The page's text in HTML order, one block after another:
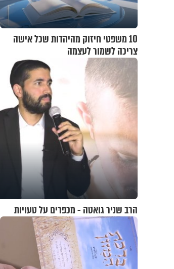
10 משפטי חיזוק מהיהדות שכל אישה
צריכה לשמור לעצמה
הרב שניר גואטה - מכפרים על טעויות